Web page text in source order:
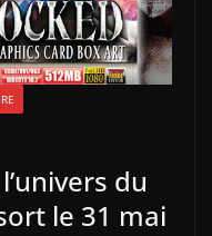
du
le 31 mai